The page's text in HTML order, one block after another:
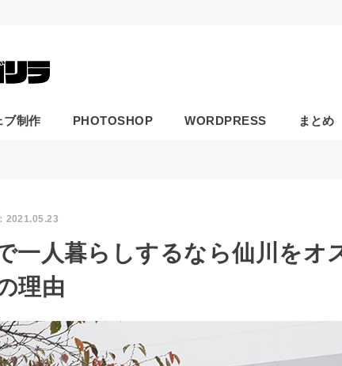
ブ制作 PHOTOSHOP WORDPRESS まとめ
2021.05.23
一人暮らしするなら仙川をオ
理由